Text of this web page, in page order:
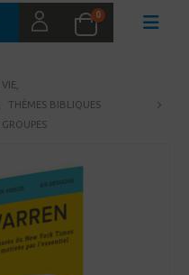
0
THÈMES BIBLIQUES